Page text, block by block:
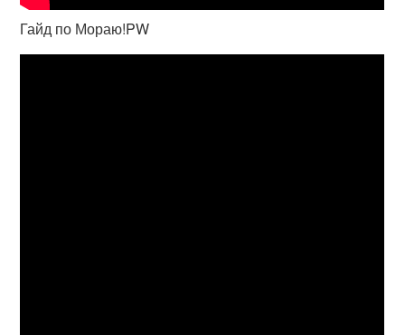
Гайд по Мораю!PW